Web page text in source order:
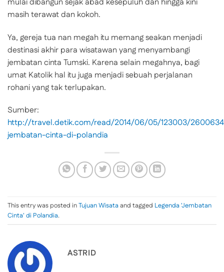
masih terawat dan kokoh.
Ya, gereja tua nan megah itu memang seakan menjadi
destinasi akhir para wisatawan yang menyambangi
jembatan cinta Tumski. Karena selain megahnya, bagi
umat Katolik hal itu juga menjadi sebuah perjalanan
rohani yang tak terlupakan.
Sumber:
http://travel.detik.com/read/2014/06/05/123003/
jembatan-cinta-di-polandia
This entry was posted inTujuan Wisataand tagged Legenda 'Jembatan
Cinta' di Polandia.
ASTRID